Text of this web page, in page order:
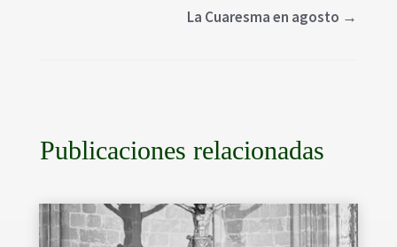
La Cuaresma en agosto →
Publicaciones relacionadas